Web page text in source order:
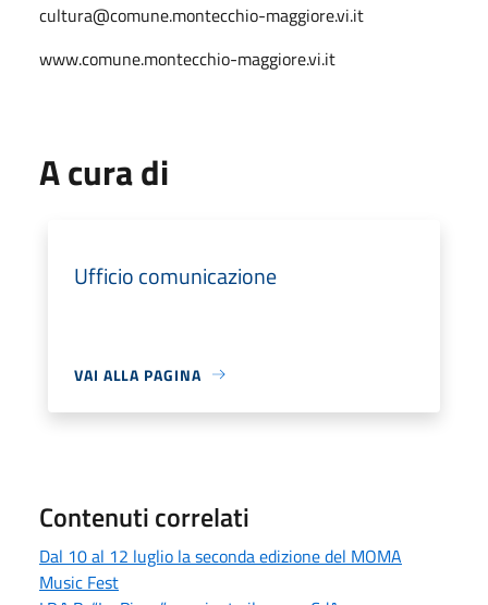
cultura@comune.montecchio-maggiore.vi.it
www.comune.montecchio-maggiore.vi.it
A cura di
Ufficio comunicazione
VAI ALLA PAGINA
Contenuti correlati
Dal 10 al 12 luglio la seconda edizione del MOMA
Music Fest